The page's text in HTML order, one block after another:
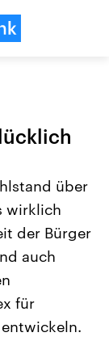
Beiträge,
und
die Vereinigten
über
wirklich
der Bürger
auch
für